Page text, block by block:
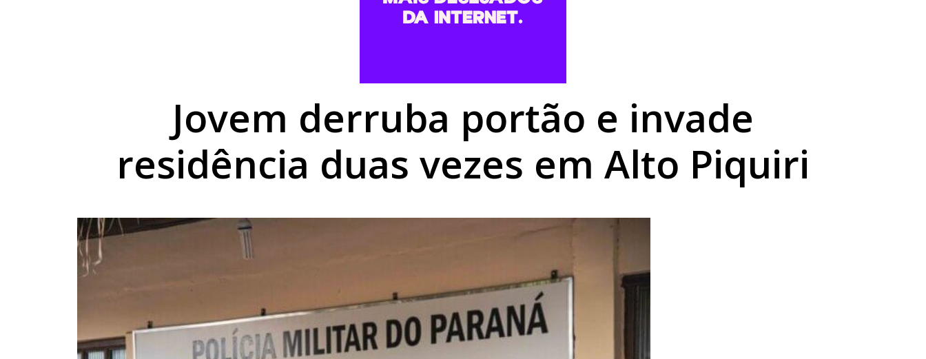
Projeto do TechnoPark garante reconhecimento estadual a Umuarama
Jovem derruba portão e invade
residência duas vezes em Alto Piquiri